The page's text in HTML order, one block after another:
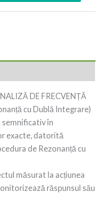
DE FRECVENȚĂ
cu Dublă Integrare)
semnificativ în
exacte, datorită
de Rezonanță cu
măsurat la acțiunea
răspunsul său